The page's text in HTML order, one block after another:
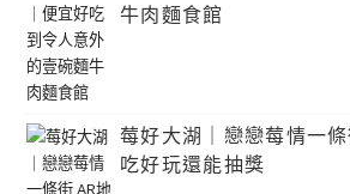
牛肉麵食館
莓好大湖｜戀戀莓情一
吃好玩還能抽獎